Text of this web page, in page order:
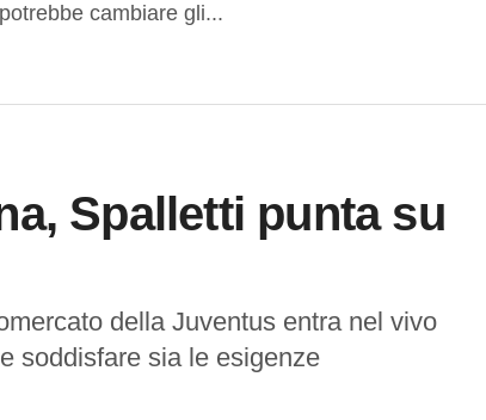
potrebbe cambiare gli...
Spalletti punta su
della Juventus entra nel vivo
soddisfare sia le esigenze